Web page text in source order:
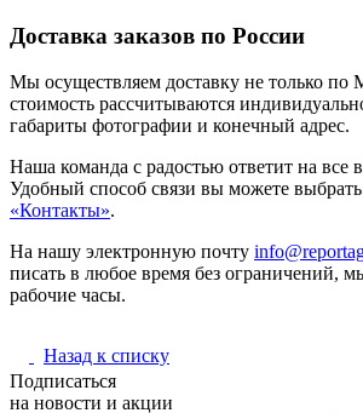
Доставка заказов по России
Мы осуществляем доставку не только по
стоимость рассчитываются
габариты фотографии и конечный адрес.
Наша команда с радостью ответит на все
Удобный способ связи вы можете выбрать
«Контакты».
На нашу электронную почту
писать в любое время без ограничений,
рабочие часы.
Назад к списку
Подписаться
на новости и акции